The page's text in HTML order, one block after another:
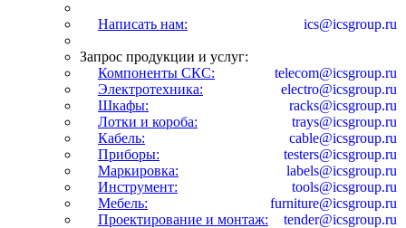
Написать нам: ics@icsgroup.ru
Запрос продукции и услуг:
Компоненты СКС:
telecom@icsgroup.ru
Электротехника:
electro@icsgroup.ru
Шкафы:
racks@icsgroup.ru
Лотки и короба:
trays@icsgroup.ru
Кабель:
cable@icsgroup.ru
Приборы:
testers@icsgroup.ru
Маркировка:
labels@icsgroup.ru
Инструмент:
tools@icsgroup.ru
Мебель:
furniture@icsgroup.ru
Проектирование и монтаж:
tender@icsgroup.ru